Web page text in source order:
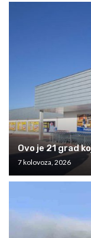
Ovo je 21 grad
7 kolovoza, 2026